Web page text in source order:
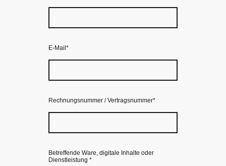
E-Mail *
Rechnungsnummer / Vertragsnummer*
Betreffende Ware, digitale Inhalte oder
Dienstleistung *